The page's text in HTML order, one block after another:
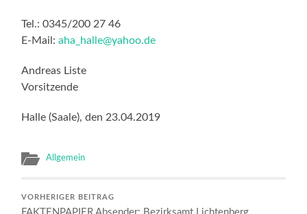
Tel.: 0345/200 27 46
E-Mail:aha_halle@yahoo.de
Andreas Liste
Vorsitzende
Halle (Saale), den 23.04.2019
Allgemein
VORHERIGER BEITRAG